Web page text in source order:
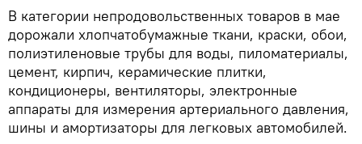
В категории непродовольственных товаров в мае
дорожали хлопчатобумажные ткани, краски, обои,
полиэтиленовые трубы для воды, пиломатериалы,
цемент, кирпич, керамические плитки,
кондиционеры, вентиляторы, электронные
аппараты для измерения артериального давления,
шины и амортизаторы для легковых автомобилей.